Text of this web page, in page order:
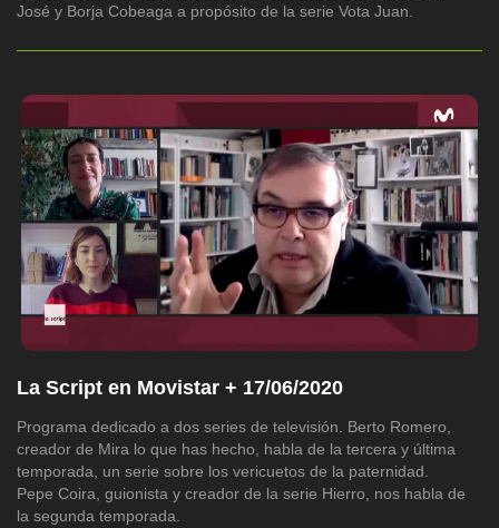
José y Borja Cobeaga a propósito de la serie Vota Juan.
La Script en Movistar + 17/06/2020
Programa dedicado a dos series de televisión. Berto Romero,
creador de Mira lo que has hecho, habla de la tercera y última
temporada, un serie sobre los vericuetos de la paternidad.
Pepe Coira, guionista y creador de la serie Hierro, nos habla de
la segunda temporada.